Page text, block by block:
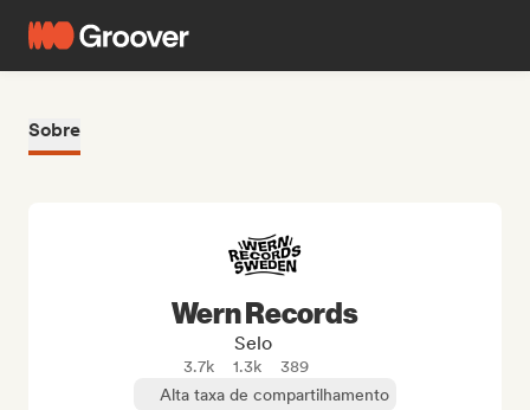
Sobre
Wern Records
Selo
3.7k 1.3k
389
Alta taxa de compartilhamento